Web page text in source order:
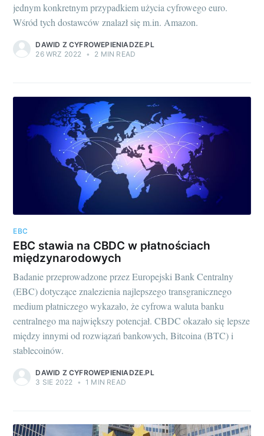
jednym konkretnym przypadkiem użycia cyfrowego euro.
Wśród tych dostawców znalazł się m.in. Amazon.
DAWID Z CYFROWEPIENIADZE.PL
26 WRZ 2022 • 2 MIN READ
EBC
EBC stawia na CBDC w płatnościach
międzynarodowych
Badanie przeprowadzone przez Europejski Bank Centralny
(EBC) dotyczące znalezienia najlepszego transgranicznego
medium płatniczego wykazało, że cyfrowa waluta banku
centralnego ma największy potencjał. CBDC okazało się lepsze
między innymi od rozwiązań bankowych, Bitcoina (BTC) i
stablecoinów.
DAWID Z CYFROWEPIENIADZE.PL
3 SIE 2022
• 1 MIN READ